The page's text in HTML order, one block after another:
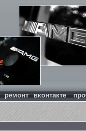
ремонт вконтакте